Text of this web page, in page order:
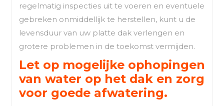
regelmatig inspecties uit te voeren en eventuele
gebreken onmiddellijk te herstellen, kunt u de
levensduur van uw platte dak verlengen en
grotere problemen in de toekomst vermijden.
Let op mogelijke ophopingen
van water op het dak en zorg
voor goede afwatering.